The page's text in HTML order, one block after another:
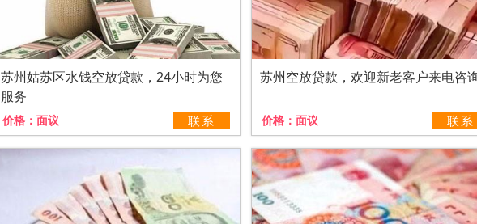
苏州姑苏区水钱空放贷款，24小时为您
服务
价格： 面议 联系
苏州空放贷款，欢迎新老客户来电咨
价格： 面议 联系